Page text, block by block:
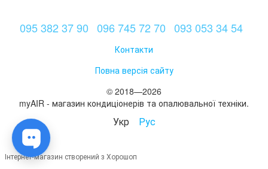
095 382 37 90 096 745 72 70 093 053 34 54
Контакти
Повна версія сайту
© 2018—2026
myAIR - магазин кондиціонерів та опалювальної техніки.
Укр Рус
Інтернет-магазин створений з Хорошоп